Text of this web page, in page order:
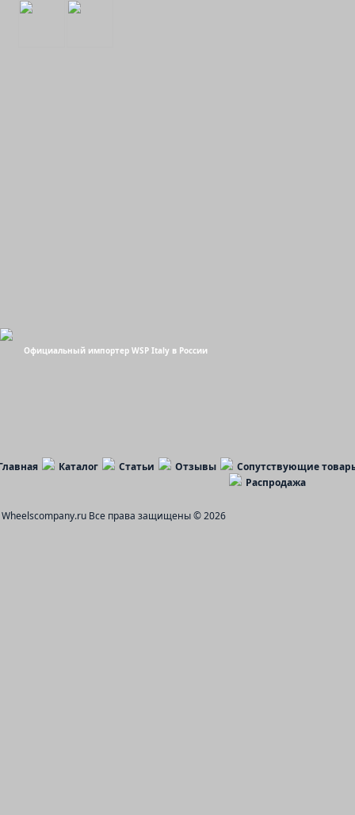
Официальный импортер WSP Italy в России
Каталог Статьи Отзывы
Сопутствующие
Распродажа
Wheelscompany.ru Все права защищены © 2026